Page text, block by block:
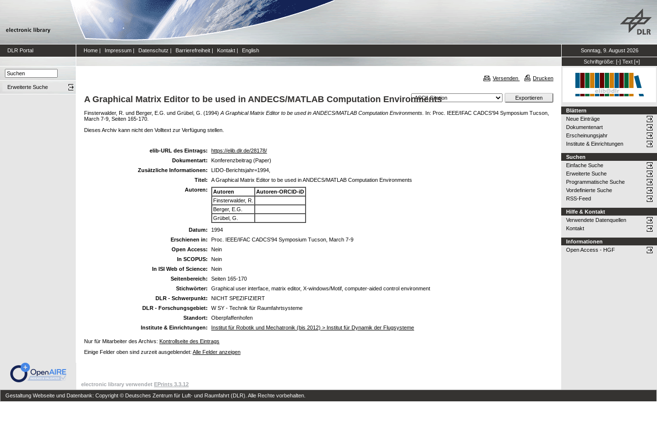
DLR Portal Home | Impressum | Datenschutz | Barrierefreiheit | Kontakt | English
Sonntag, 9. August 2026
Schriftgröße: [-] Text [+]
Erweiterte Suche
Versenden Drucken
A Graphical Matrix Editor to be used in ANDECS/MATLAB Computation Environments
Finsterwalder, R. und Berger, E.G. und Grübel, G. (1994) A Graphical Matrix Editor to be used in ANDECS/MATLAB Computation Environments. In: Proc. IEEE/IFAC CADCS'94 Symposium Tucson,
March 7-9, Seiten 165-170.
Dieses Archiv kann nicht den Volltext zur Verfügung stellen.
elib-URL des Eintrags:
https://elib.dlr.de/28178/
Dokumentart:
Konferenzbeitrag (Paper)
Zusätzliche Informationen:
LIDO-Berichtsjahr=1994,
Titel:
A Graphical Matrix Editor to be used in ANDECS/MATLAB Computation Environments
Autoren:
Autoren
Autoren-ORCID-iD
Finsterwalder, R.
Berger, E.G.
Grübel, G.
Datum:
1994
Erschienen in:
Proc. IEEE/IFAC CADCS'94 Symposium Tucson, March 7-9
Open Access:
Nein
In SCOPUS:
Nein
In ISI Web of Science:
Nein
Seitenbereich:
Seiten 165-170
Stichwörter:
Graphical user interface, matrix editor, X-windows/Motif, computer-aided control environment
DLR - Schwerpunkt:
NICHT SPEZIFIZIERT
DLR - Forschungsgebiet:
W SY - Technik für Raumfahrtsysteme
Standort:
Oberpfaffenhofen
Institute & Einrichtungen:
Institut für Robotik und Mechatronik (bis 2012) > Institut für Dynamik der Flugsysteme
Nur für Mitarbeiter des Archivs: Kontrollseite des Eintrags
Einige Felder oben sind zurzeit ausgeblendet: Alle Felder anzeigen
Blättern
Neue Einträge
Dokumentenart
Erscheinungsjahr
Institute & Einrichtungen
Suchen
Einfache Suche
Erweiterte Suche
Programmatische Suche
Vordefinierte Suche
RSS-Feed
Hilfe & Kontakt
Verwendete Datenquellen
Kontakt
Informationen
Open Access - HGF
electronic library verwendet EPrints 3.3.12
Gestaltung Webseite und Datenbank: Copyright © Deutsches Zentrum für Luft- und Raumfahrt (DLR). Alle Rechte vorbehalten.